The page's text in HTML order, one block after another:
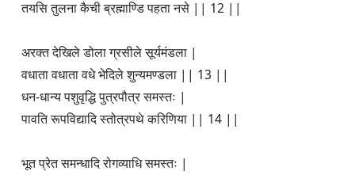
तयसि तुलना कैची ब्रह्माण्डि पहता नसे || 12 ||
अरक्त देखिले डोला ग्रसीले सूर्यमंडला |
वधाता वधाता वधे भेदिले शुन्यमण्डला || 13 ||
धन-धान्य पशुवृद्धि पुत्रपौत्र समस्तः |
पावति रूपविद्यादि स्तोत्रपथे करिणिया || 14 ||
भूत प्रेत समन्धादि रोगव्याधि समस्तः |